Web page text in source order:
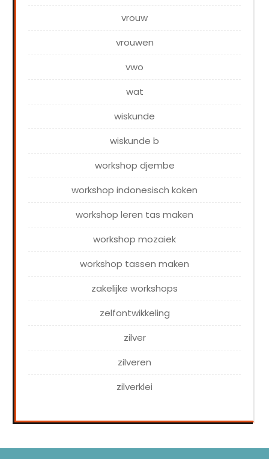
vrouw
vrouwen
vwo
wat
wiskunde
wiskunde b
workshop djembe
workshop indonesisch koken
workshop leren tas maken
workshop mozaiek
workshop tassen maken
zakelijke workshops
zelfontwikkeling
zilver
zilveren
zilverklei